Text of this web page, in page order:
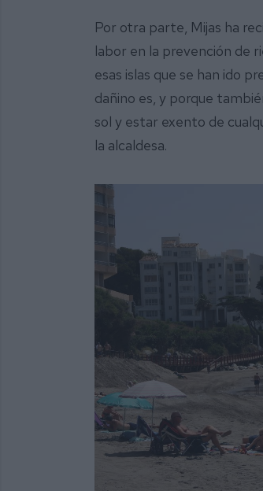
Por otra parte, Mijas ha
labor en la prevención de
esas islas que se han ido
dañino es, y porque
sol y estar exento de
la alcaldesa.